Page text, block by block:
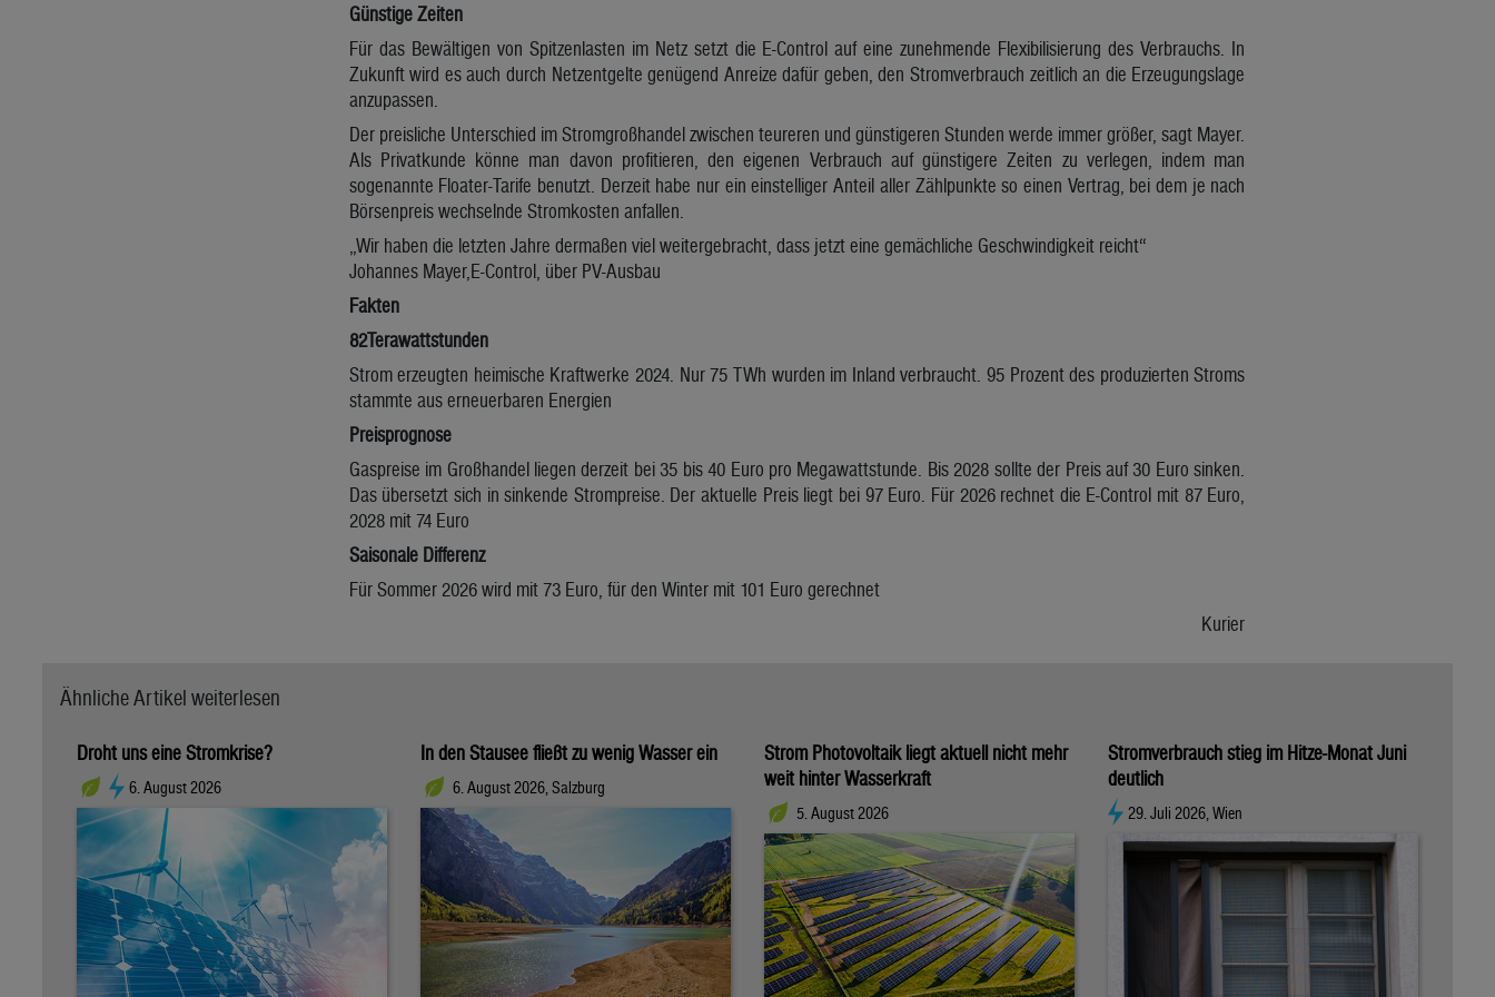
Günstige Zeiten
Für das Bewältigen von Spitzenlasten im Netz setzt die E-Control auf eine zunehmende Flexibilisierung des Verbrauchs. In
Zukunft wird es auch durch Netzentgelte genügend Anreize dafür geben, den Stromverbrauch zeitlich an die Erzeugungslage
anzupassen.
Der preisliche Unterschied im Stromgroßhandel zwischen teureren und günstigeren Stunden werde immer größer, sagt Mayer.
Als Privatkunde könne man davon profitieren, den eigenen Verbrauch auf günstigere Zeiten zu verlegen, indem man
sogenannte Floater-Tarife benutzt. Derzeit habe nur ein einstelliger Anteil aller Zählpunkte so einen Vertrag, bei dem je nach
Börsenpreis wechselnde Stromkosten anfallen.
„Wir haben die letzten Jahre dermaßen viel weitergebracht, dass jetzt eine gemächliche Geschwindigkeit reicht“
Johannes Mayer,E-Control, über PV-Ausbau
Fakten
82Terawattstunden
Strom erzeugten heimische Kraftwerke 2024. Nur 75 TWh wurden im Inland verbraucht. 95 Prozent des produzierten Stroms
stammte aus erneuerbaren Energien
Preisprognose
Gaspreise im Großhandel liegen derzeit bei 35 bis 40 Euro pro Megawattstunde. Bis 2028 sollte der Preis auf 30 Euro sinken.
Das übersetzt sich in sinkende Strompreise. Der aktuelle Preis liegt bei 97 Euro. Für 2026 rechnet die E-Control mit 87 Euro,
2028 mit 74 Euro
Saisonale Differenz
Für Sommer 2026 wird mit 73 Euro, für den Winter mit 101 Euro gerechnet
Kurier
Ähnliche Artikel weiterlesen
Droht uns eine Stromkrise?
6. August 2026
In den Stausee fließt zu wenig Wasser ein
6. August 2026, Salzburg
Strom Photovoltaik liegt aktuell nicht mehr
weit hinter Wasserkraft
5. August 2026
Stromverbrauch stieg im Hitze-Monat Juni
deutlich
29. Juli 2026, Wien